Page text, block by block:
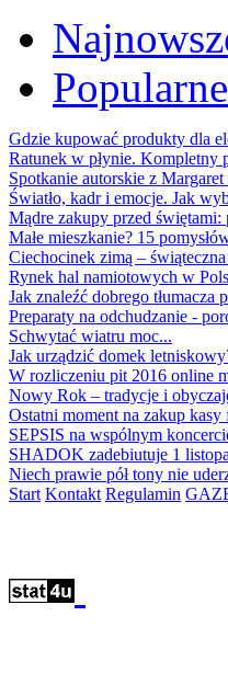
Popularne
Gdzie kupować produkty dla
Ratunek w płynie. Kompletny
Spotkanie autorskie z
Światło, kadr i emocje. Jak
Mądre zakupy przed
Małe mieszkanie? 15
Ciechocinek zimą –
Rynek hal namiotowych w
Jak znaleźć dobrego tłumacza
Preparaty na odchudzanie -
Schwytać wiatru moc...
Jak urządzić domek
W rozliczeniu pit 2016 online
Nowy Rok – tradycje i
Ostatni moment na zakup kasy
SEPSIS na wspólnym
SHADOK zadebiutuje 1
Niech prawie pół tony nie
Start Kontakt Regulamin